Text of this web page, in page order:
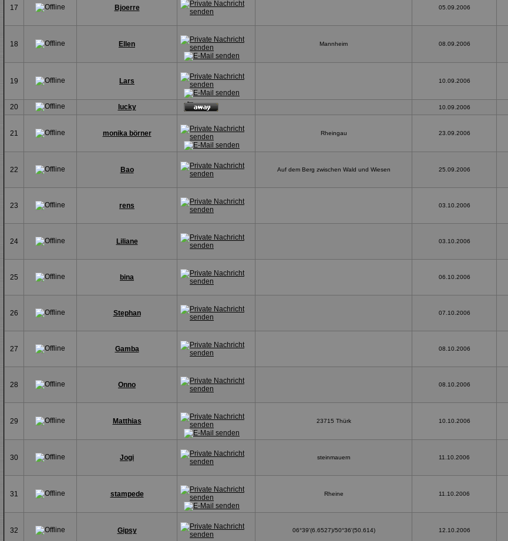
17 Bjoerre 05.09.2006
18 Ellen Mannheim 08.09.2006
19 Lars 10.09.2006
20 lucky 10.09.2006
21 monika börner Rheingau 23.09.2006
22 Bao Auf dem Berg zwischen Wald und Wiesen 25.09.2006
23 rens 03.10.2006
24 Liliane 03.10.2006
25 bina 06.10.2006
26 Stephan 07.10.2006
27 Gamba 08.10.2006
28 Onno 08.10.2006
29 Matthias 23715 Thürk 10.10.2006
30 Jogi steinmauern 11.10.2006
31 stampede Rheine 11.10.2006
32 Gipsy 06°39'(6.6527)/50°36'(50.614) 12.10.2006